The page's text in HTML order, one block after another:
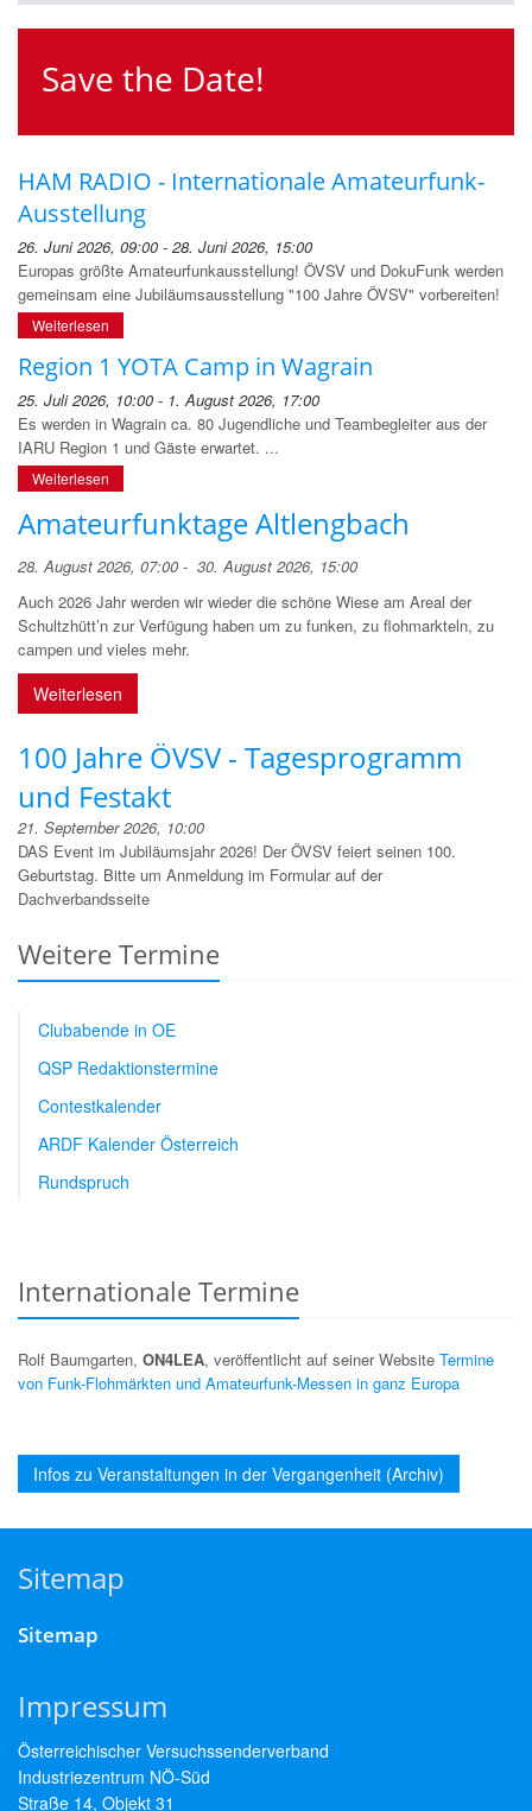
Save the Date!
HAM RADIO - Internationale Amateurfunk-
Ausstellung
26. Juni 2026, 09:00 - 28. Juni 2026, 15:00
Europas größte Amateurfunkausstellung! ÖVSV und DokuFunk werden
gemeinsam eine Jubiläumsausstellung "100 Jahre ÖVSV" vorbereiten!
Weiterlesen
Region 1 YOTA Camp in Wagrain
25. Juli 2026, 10:00 - 1. August 2026, 17:00
Es werden in Wagrain ca. 80 Jugendliche und Teambegleiter aus der
IARU Region 1 und Gäste erwartet. ...
Weiterlesen
Amateurfunktage Altlengbach
28. August 2026, 07:00 - 30. August 2026, 15:00
Auch 2026 Jahr werden wir wieder die schöne Wiese am Areal der
Schultzhütt’n zur Verfügung haben um zu funken, zu flohmarkteln, zu
campen und vieles mehr.
Weiterlesen
100 Jahre ÖVSV - Tagesprogramm
und Festakt
21. September 2026, 10:00
DAS Event im Jubiläumsjahr 2026! Der ÖVSV feiert seinen 100.
Geburtstag. Bitte um Anmeldung im Formular auf der
Dachverbandsseite
Weitere Termine
Clubabende in OE
QSP Redaktionstermine
Contestkalender
ARDF Kalender Österreich
Rundspruch
Internationale Termine
Rolf Baumgarten, ON4LEA, veröffentlicht auf seiner Website Termine
von Funk-Flohmärkten und Amateurfunk-Messen in ganz Europa
Infos zu Veranstaltungen in der Vergangenheit (Archiv)
Sitemap
Sitemap
Impressum
Österreichischer Versuchssenderverband
Industriezentrum NÖ-Süd
Straße 14, Objekt 31